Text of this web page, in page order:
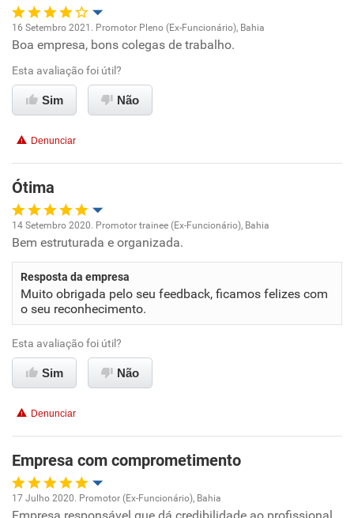
Oportunidade de promoção
Ambiente de trabalho
Benefícios
Recomenda esta empresa
Recomenda a diretoria
16 Setembro 2021. Promotor Pleno (Ex-Funcionário), Bahia
Boa empresa, bons colegas de trabalho.
Esta avaliação foi útil?
Sim Não
Denunciar
Ótima
Oportunidade de promoção
Ambiente de trabalho
Conciliação com a vida familiar
Benefícios
14 Setembro 2020. Promotor trainee (Ex-Funcionário), Bahia
Bem estruturada e organizada.
Resposta da empresa
Muito obrigada pelo seu feedback, ficamos felizes com
o seu reconhecimento.
Esta avaliação foi útil?
Sim Não
Denunciar
Empresa com comprometimento
17 Julho 2020. Promotor (Ex-Funcionário), Bahia